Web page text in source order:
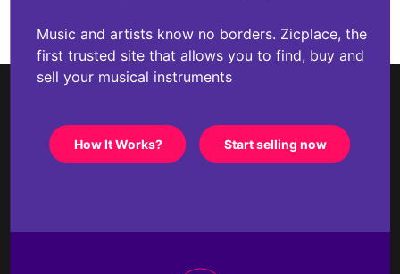
Music and artists know no borders. Zicplace, the
first trusted site that allows you to find, buy and
sell your musical instruments
How It Works? Start selling now